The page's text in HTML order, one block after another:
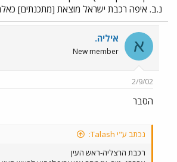
נ.ב. איפה רכבת ישראל מוצאת [מתכנתים] כאלה
א איליה.
New member
2/9/02
הסבר
נכתב ע"י Talash:
רכבת הרצליה-ראש העין